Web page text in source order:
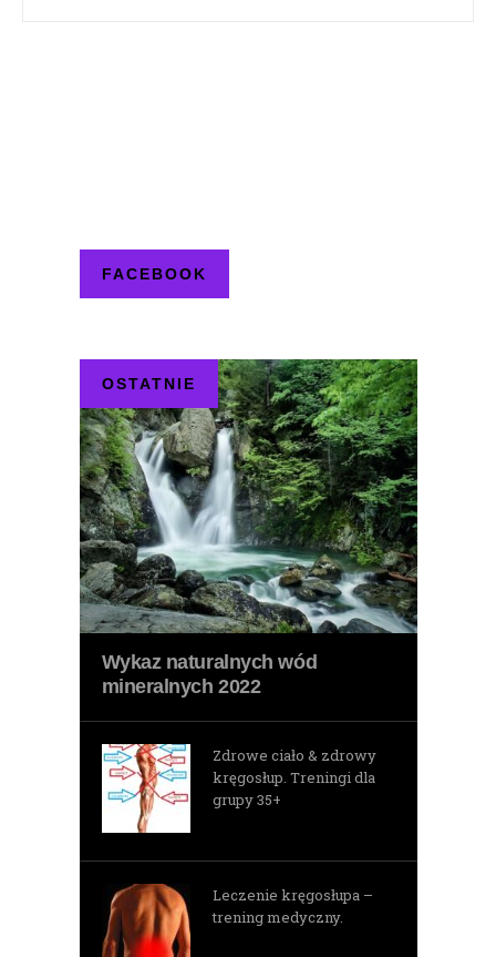
FACEBOOK
OSTATNIE
Wykaz naturalnych wód
mineralnych 2022
Zdrowe ciało & zdrowy
kręgosłup. Treningi dla
grupy 35+
Leczenie kręgosłupa –
trening medyczny.